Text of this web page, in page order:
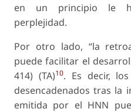
en un principio le
perplejidad.
Por otro lado, “la
puede facilitar el
414) (TA)10. Es decir, los
desencadenados tras la
emitida por el HNN